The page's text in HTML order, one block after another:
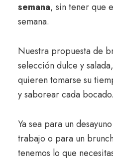
semana, sin tener que
semana.
Nuestra propuesta de
selección dulce y
quieren tomarse su
y saborear cada bocado.
Ya sea para un
trabajo o para un
tenemos lo que